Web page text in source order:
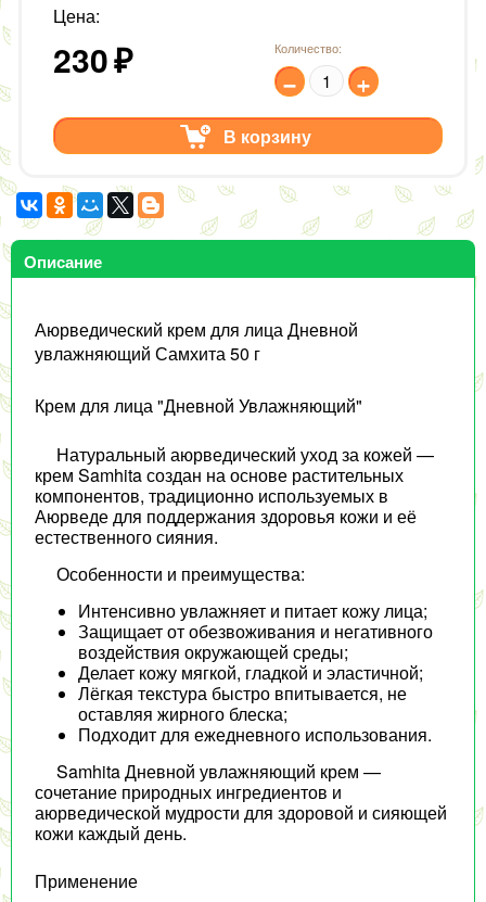
Цена:
230₽ Количество:
− +
В корзину
Описание
Аюрведический крем для лица Дневной
увлажняющий Самхита 50 г
Крем для лица "Дневной Увлажняющий"
Натуральный аюрведический уход за кожей —
крем Samhita создан на основе растительных
компонентов, традиционно используемых в
Аюрведе для поддержания здоровья кожи и её
естественного сияния.
Особенности и преимущества:
Интенсивно увлажняет и питает кожу лица;
Защищает от обезвоживания и негативного
воздействия окружающей среды;
Делает кожу мягкой, гладкой и эластичной;
Лёгкая текстура быстро впитывается, не
оставляя жирного блеска;
Подходит для ежедневного использования.
Samhita Дневной увлажняющий крем —
сочетание природных ингредиентов и
аюрведической мудрости для здоровой и сияющей
кожи каждый день.
Применение